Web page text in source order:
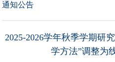
通知公告
2025-2026学年秋季学期研
学方法”调整为